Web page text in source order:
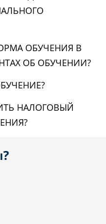
ОБУЧЕНИЯ В
ОБ ОБУЧЕНИИ?
НАЛОГОВЫЙ